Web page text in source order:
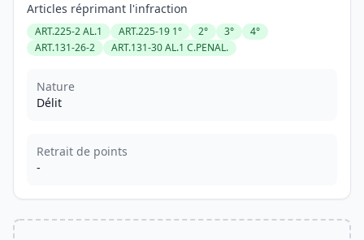
Articles réprimant l'infraction
ART.225-2 AL.1 ART.225-19 1° 2° 3°
4°
ART.131-26-2
ART.131-30 AL.1 C.PENAL.
Nature
Délit
Retrait de points
-